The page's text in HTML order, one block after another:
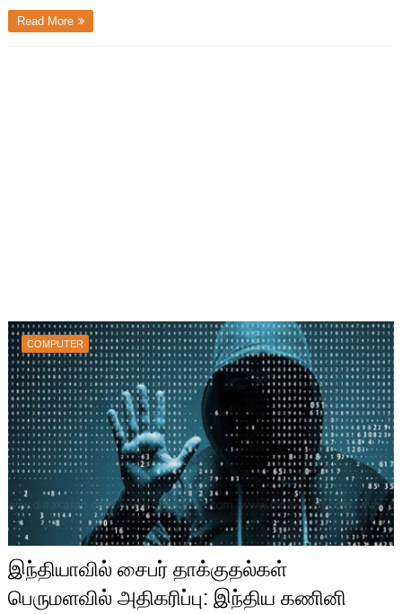
Read More
COMPUTER
இந்தியாவில் சைபர் தாக்குதல்கள்
பெருமளவில் அதிகரிப்பு: இந்திய கணினி